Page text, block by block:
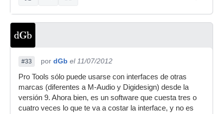
#33 por dGb el 11/07/2012
Pro Tools sólo puede usarse con interfaces de otras
marcas (diferentes a M-Audio y Digidesign) desde la
versión 9. Ahora bien, es un software que cuesta tres o
cuatro veces lo que te va a costar la interface, y no es